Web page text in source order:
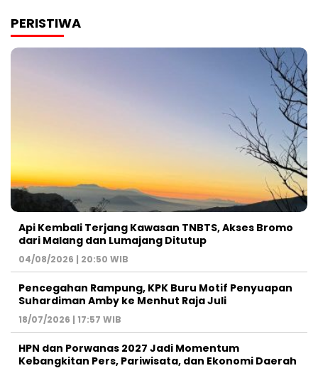
PERISTIWA
Api Kembali Terjang Kawasan TNBTS, Akses Bromo
dari Malang dan Lumajang Ditutup
04/08/2026 | 20:50 WIB
Pencegahan Rampung, KPK Buru Motif Penyuapan
Suhardiman Amby ke Menhut Raja Juli
18/07/2026 | 17:57 WIB
HPN dan Porwanas 2027 Jadi Momentum
Kebangkitan Pers, Pariwisata, dan Ekonomi Daerah